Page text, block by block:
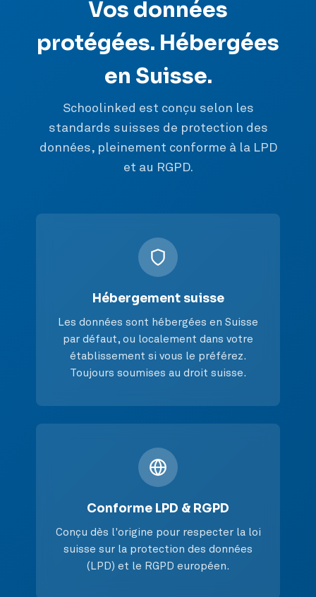
Vos données
protégées. Hébergées
en Suisse.
Schoolinked est conçu selon les
standards suisses de protection des
données, pleinement conforme à la LPD
et au RGPD.
Hébergement suisse
Les données sont hébergées en Suisse
par défaut, ou localement dans votre
établissement si vous le préférez.
Toujours soumises au droit suisse.
Conforme LPD & RGPD
Conçu dès l'origine pour respecter la loi
suisse sur la protection des données
(LPD) et le RGPD européen.